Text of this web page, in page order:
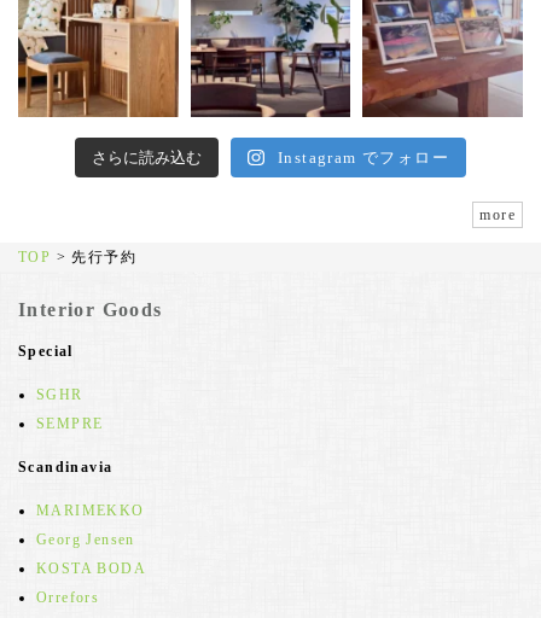
さらに読み込む Instagram でフォロー
more
TOP >先行予約
Interior Goods
Special
SGHR
SEMPRE
Scandinavia
MARIMEKKO
Georg Jensen
KOSTA BODA
Orrefors